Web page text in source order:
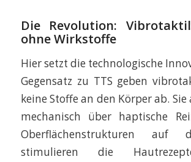
Die Revolution:
ohne Wirkstoffe
Hier setzt die technologische
Gegensatz zu TTS geben
keine Stoffe an den Körper ab.
mechanisch über haptische
Oberflächenstrukturen auf
stimulieren die